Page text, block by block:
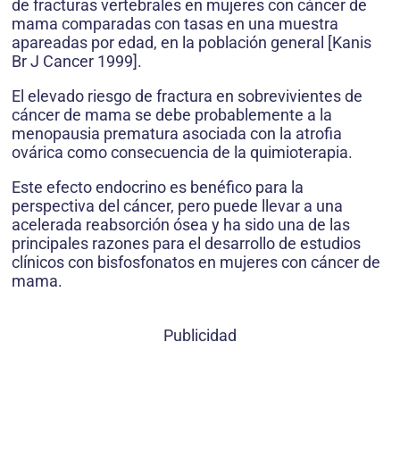
de fracturas vertebrales en mujeres con cáncer de
mama comparadas con tasas en una muestra
apareadas por edad, en la población general [Kanis
Br J Cancer 1999].
El elevado riesgo de fractura en sobrevivientes de
cáncer de mama se debe probablemente a la
menopausia prematura asociada con la atrofia
ovárica como consecuencia de la quimioterapia.
Este efecto endocrino es benéfico para la
perspectiva del cáncer, pero puede llevar a una
acelerada reabsorción ósea y ha sido una de las
principales razones para el desarrollo de estudios
clínicos con bisfosfonatos en mujeres con cáncer de
mama.
Publicidad